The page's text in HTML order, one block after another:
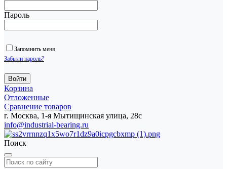
Пароль
Запомнить меня
Забыли пароль?
Корзина
Отложенные
Сравнение товаров
г. Москва, 1-я Мытищинская улица, 28с
info@industrial-bearing.ru
Поиск